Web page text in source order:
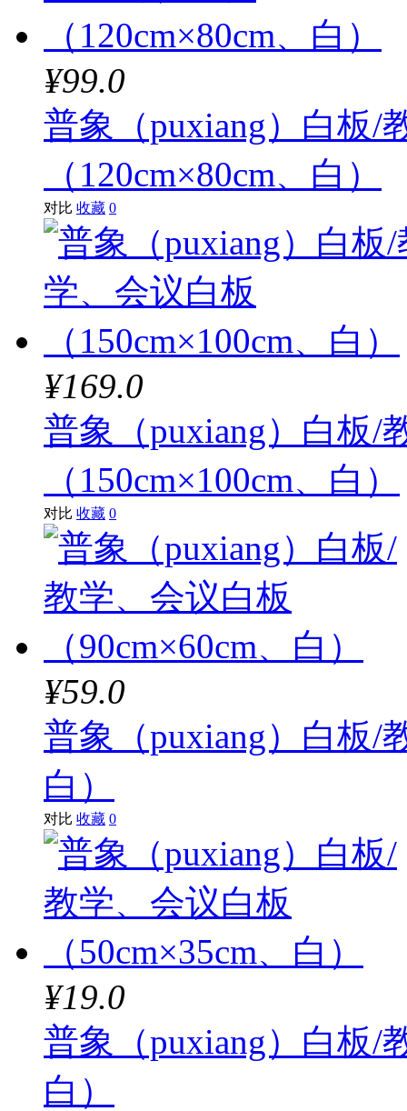
¥99.0
普象（puxiang）白板/
（120cm×80cm、白）
对比 收藏 0
¥169.0
普象（puxiang）白板/
（150cm×100cm、白）
对比 收藏 0
¥59.0
普象（puxiang）白板/
白）
对比 收藏 0
¥19.0
普象（puxiang）白板/
白）